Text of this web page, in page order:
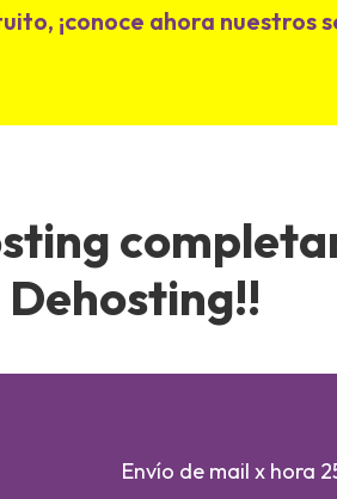
¡conoce ahora nuestros
Dehosting!!
Envío de mail x hora